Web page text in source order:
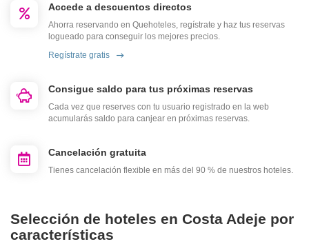
Accede a descuentos directos
Ahorra reservando en Quehoteles, regístrate y haz tus reservas
logueado para conseguir los mejores precios.
Regístrate gratis
Consigue saldo para tus próximas reservas
Cada vez que reserves con tu usuario registrado en la web
acumularás saldo para canjear en próximas reservas.
Cancelación gratuita
Tienes cancelación flexible en más del 90 % de nuestros hoteles.
Selección de hoteles en Costa Adeje por
características